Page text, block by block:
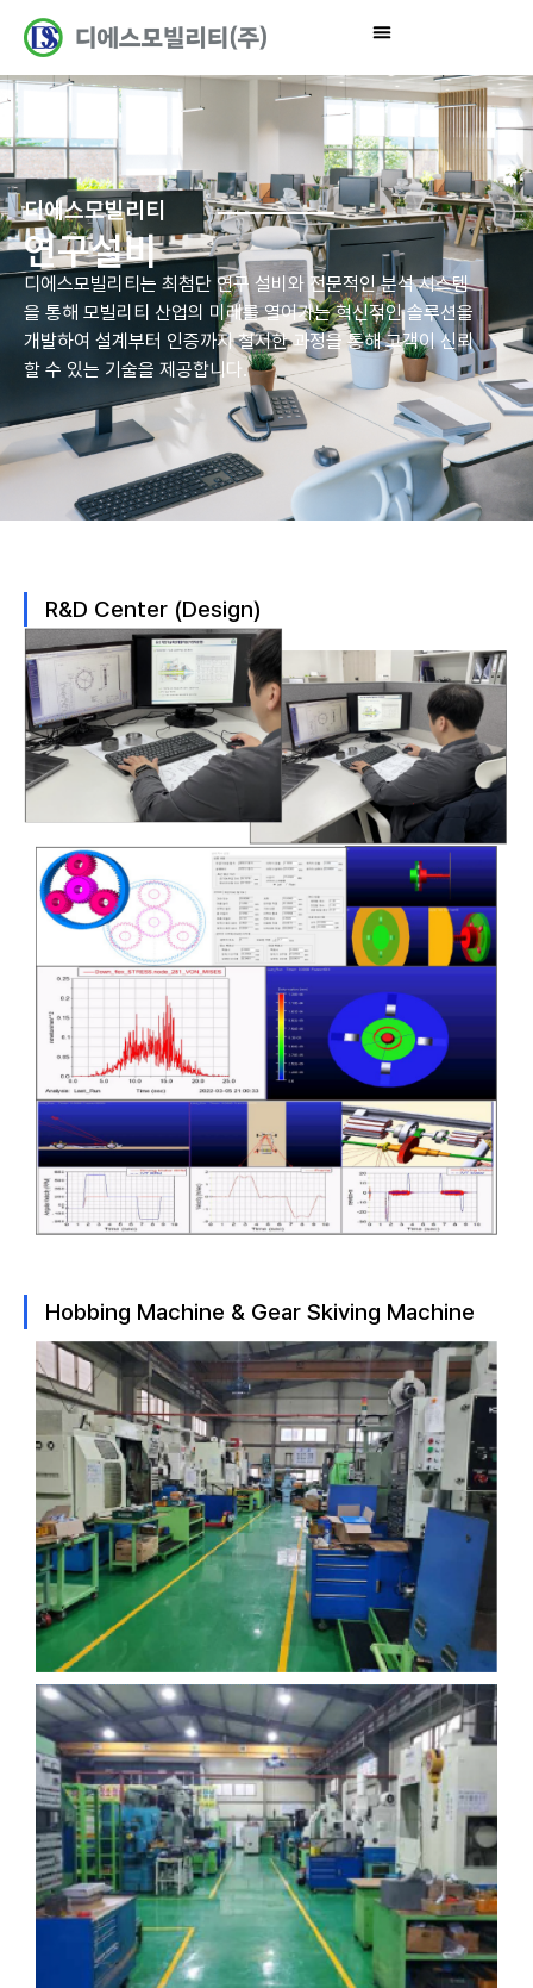
디에스모빌리티
연구설비
디에스모빌리티는 최첨단 연구 설비와 전문적인 분석 시스템
을 통해 모빌리티 산업의 미래를 열어가는 혁신적인 솔루션을
개발하여 설계부터 인증까지 철저한 과정을 통해 고객이 신뢰
할 수 있는 기술을 제공합니다.
R&D Center (Design)
Hobbing Machine & Gear Skiving Machine